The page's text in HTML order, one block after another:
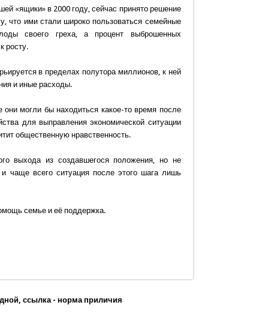
«ящики» в 2000 году, сейчас принято решение
что ими стали широко пользоваться семейные
своего греха, а процент выброшенных
росту.
в пределах полутора миллионов, к ней
и иные расходы.
могли бы находиться какое-то время после
для выправления экономической ситуации
общественную нравственность.
выхода из создавшегося положения, но не
чаще всего ситуация после этого шага лишь
семье и её поддержка.
ссылка - норма приличия